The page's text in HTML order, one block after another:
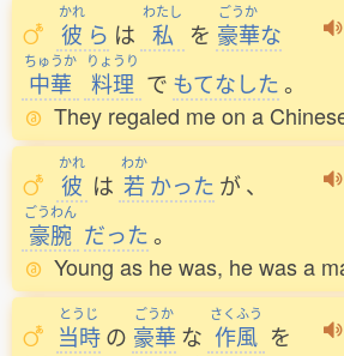
かれ
彼 ら は
わたし
私 を
ごうか
豪華な
ちゅうか
中華
りょうり
料理 で もてなした。
They regaled me on a
かれ
彼 は
わか
若 かった が、
ごうわん
豪腕 だった。
Young as he was, he was a
とうじ
当時 の
ごうか
豪華 な
さくふう
作風 を